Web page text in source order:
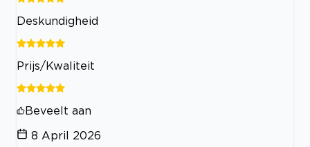
Deskundigheid
Prijs/Kwaliteit
Beveelt aan
8 April 2026